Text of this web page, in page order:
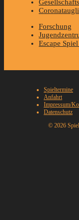
Forschung
Escape
Spieltermine
Anfahrt
Impressum/
Datenschutz
© 2026